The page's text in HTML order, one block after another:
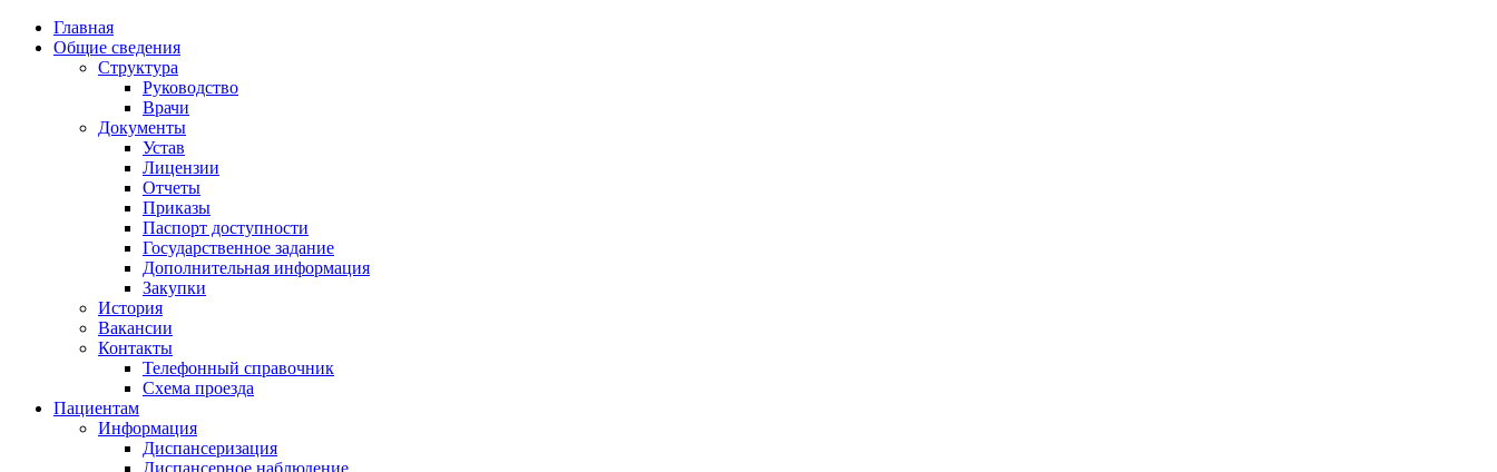
Главная
Общие сведения
Структура
Руководство
Врачи
Документы
Устав
Лицензии
Отчеты
Приказы
Паспорт доступности
Государственное задание
Дополнительная информация
Закупки
История
Вакансии
Контакты
Телефонный справочник
Схема проезда
Пациентам
Информация
Диспансеризация
Диспансерное наблюдение